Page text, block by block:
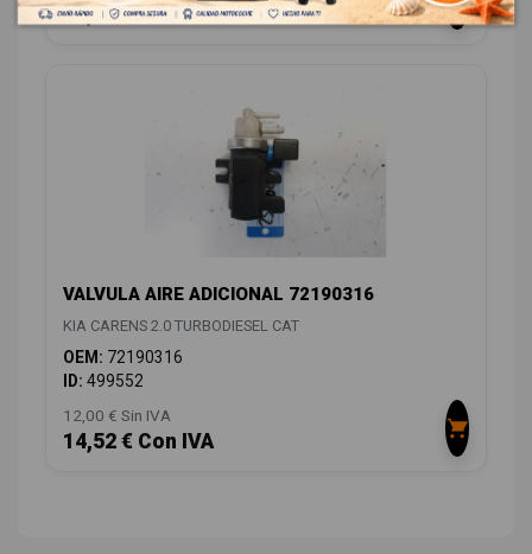
21,78 € Con IVA
VALVULA AIRE ADICIONAL 72190316
KIA CARENS 2.0 TURBODIESEL CAT
OEM: 72190316
ID: 499552
12,00 € Sin IVA
14,52 € Con IVA